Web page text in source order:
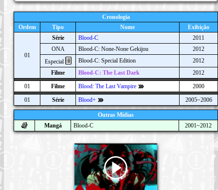
Cronologia
Ordem
Tipo Nome Exibição
01
Série Blood-C
2011
ONA
Blood-C: None-None Gekijou
2012
Especial
Blood-C: Special Edition
2012
Filme
Blood-C: The Last Dark
2012
01
Filme Blood: The Last Vampire
2000
01
Série Blood+ 2005~2006
Outras Mídias
Mangá
Blood-C 2001~2012